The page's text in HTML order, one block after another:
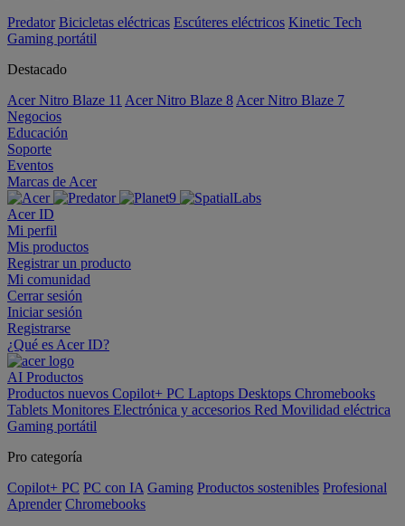
Predator Bicicletas eléctricas Escúteres eléctricos Kinetic Tech
Gaming portátil
Destacado
Acer Nitro Blaze 11 Acer Nitro Blaze 8 Acer Nitro Blaze 7
Negocios
Educación
Soporte
Eventos
Marcas de Acer
Acer ID
Mi perfil
Mis productos
Registrar un producto
Mi comunidad
Cerrar sesión
Iniciar sesión
Registrarse
¿Qué es Acer ID?
AI Productos
Productos nuevos Copilot+ PC Laptops Desktops Chromebooks
Tablets Monitores Electrónica y accesorios Red Movilidad eléctrica
Gaming portátil
Pro categoría
Copilot+ PC PC con IA Gaming Productos sostenibles Profesional
Aprender Chromebooks